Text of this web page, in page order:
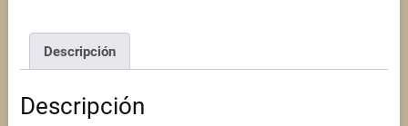
Descripción
Descripción